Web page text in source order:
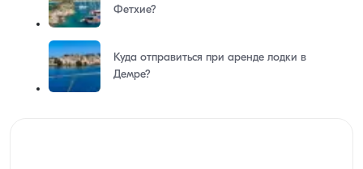
Фетхие?
Куда отправиться при аренде лодки в
Демре?